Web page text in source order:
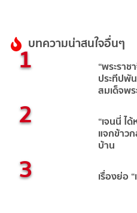
บทความน่าสนใจอื่นๆ
1 “พระรา
ประทีปพั
สมเด็จพ
2 “เจนนี่ ไ
แจกข้าว
บ้าน
3 เรื่องย่อ